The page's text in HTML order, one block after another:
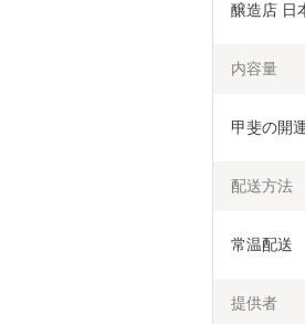
醸造店 日
内容量
甲斐の開
配送方法
常温配送
提供者